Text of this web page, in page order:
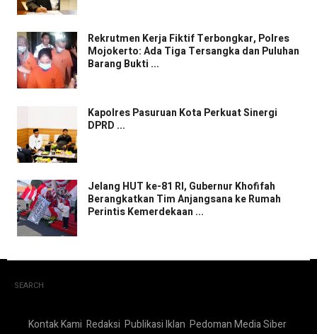
Rekrutmen Kerja Fiktif Terbongkar, Polres
Mojokerto: Ada Tiga Tersangka dan Puluhan
Barang Bukti ...
Kapolres Pasuruan Kota Perkuat Sinergi
DPRD ...
Jelang HUT ke-81 RI, Gubernur Khofifah
Berangkatkan Tim Anjangsana ke Rumah
Perintis Kemerdekaan ...
SEARCH
Kontak Kami Redaksi Publikasi Iklan Pedoman Media Siber